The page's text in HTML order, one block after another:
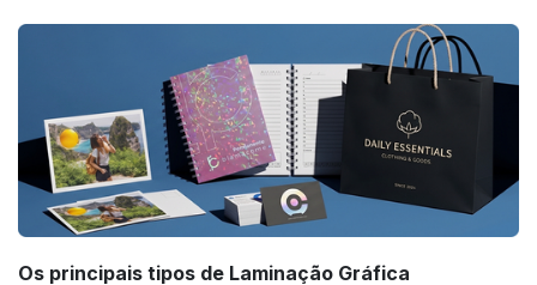
Os principais tipos de Laminação Gráfica